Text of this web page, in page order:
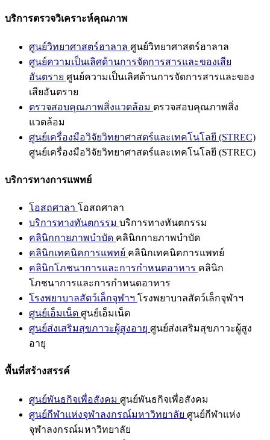
บริการตรวจวิเคราะห์คุณภาพ
ศูนย์วิทยาศาสตร์ฮาลาล ศูนย์วิทยาศาสตร์ฮาลาล
ศูนย์ความเป็นเลิศด้านการจัดการสารและของเสีย
อันตราย ศูนย์ความเป็นเลิศด้านการจัดการสารและของ
เสียอันตราย
ตรวจสอบคุณภาพสิ่งแวดล้อม ตรวจสอบคุณภาพสิ่ง
แวดล้อม
ศูนย์เครื่องมือวิจัยวิทยาศาสตร์และเทคโนโลยี (STREC)
ศูนย์เครื่องมือวิจัยวิทยาศาสตร์และเทคโนโลยี (STREC)
บริการทางการแพทย์
โอสถศาลา โอสถศาลา
บริการทางทันตกรรม บริการทางทันตกรรม
คลินิกกายภาพบำบัด คลินิกกายภาพบำบัด
คลินิกเทคนิคการแพทย์ คลินิกเทคนิคการแพทย์
คลินิกโภชนาการและการกำหนดอาหาร คลินิก
โภชนาการและการกำหนดอาหาร
โรงพยาบาลสัตว์เล็กจุฬาฯ โรงพยาบาลสัตว์เล็กจุฬาฯ
ศูนย์เอ็มเน็ต ศูนย์เอ็มเน็ต
ศูนย์ส่งเสริมสุขภาวะผู้สูงอายุ ศูนย์ส่งเสริมสุขภาวะผู้สูง
อายุ
พื้นที่สร้างสรรค์
ศูนย์พันธกิจเพื่อสังคม ศูนย์พันธกิจเพื่อสังคม
ศูนย์กีฬาแห่งจุฬาลงกรณ์มหาวิทยาลัย ศูนย์กีฬาแห่ง
จุฬาลงกรณ์มหาวิทยาลัย